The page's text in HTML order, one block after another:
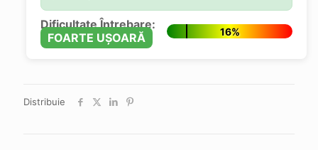
Dificultate Întrebare:
FOARTE UȘOARĂ
16%
Distribuie